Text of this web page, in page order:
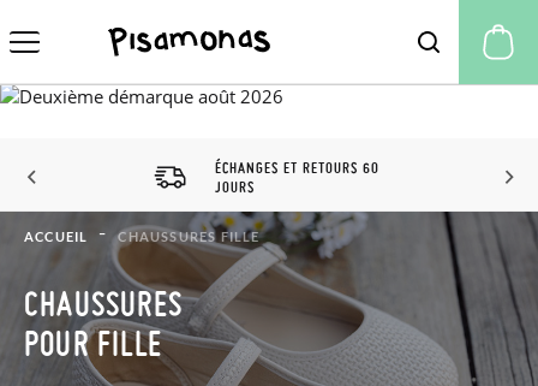
ÉCHANGES ET RETOURS 60
JOURS
ACCUEIL CHAUSSURES FILLE
CHAUSSURES
POUR FILLE